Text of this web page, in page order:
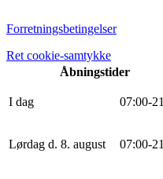
Forretningsbetingelser
Ret cookie-samtykke
Åbningstider
I dag 07:00-21
Lørdag d. 8. august 07:00-21